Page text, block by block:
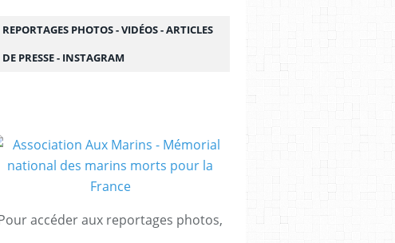
REPORTAGES PHOTOS - VIDÉOS - ARTICLES
DE PRESSE - INSTAGRAM
accéder aux reportages photos,